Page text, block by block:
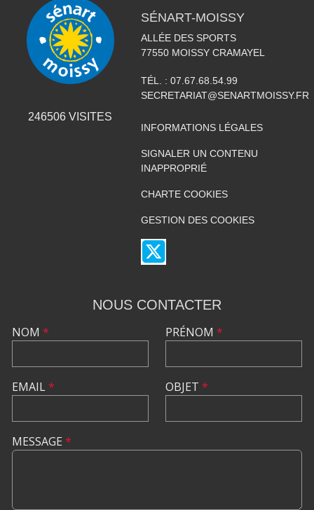
246506 VISITES
SÉNART-MOISSY
ALLÉE DES SPORTS
77550 MOISSY CRAMAYEL
TÉL. : 07.67.68.54.99
SECRETARIAT@SENARTMOISSY.FR
INFORMATIONS LÉGALES
SIGNALER UN CONTENU
INAPPROPRIÉ
CHARTE COOKIES
GESTION DES COOKIES
NOUS CONTACTER
NOM *
EMAIL*
PRÉNOM *
OBJET *
MESSAGE *